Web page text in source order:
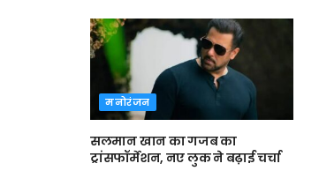
मनोरंजन
सलमान खान का गजब का
ट्रांसफॉर्मेशन, नए लुक ने बढ़ाई चर्चा